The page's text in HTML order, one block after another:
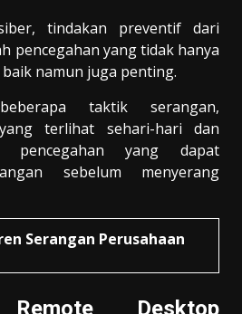
tindakan preventif dari
pencegahan yang tidak hanya
namun juga penting.
taktik serangan,
terlihat sehari-hari dan
pencegahan yang dapat
sebelum menyerang
Serangan Perusahaan
Remote Desktop